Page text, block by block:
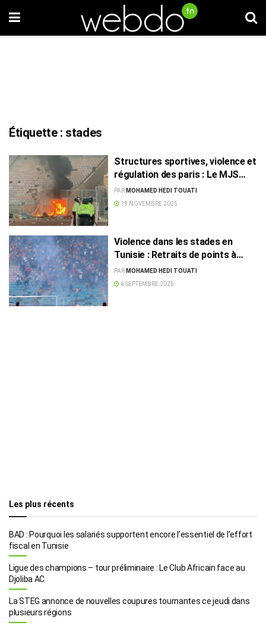
Étiquette : stades
Structures sportives, violence et
régulation des paris : Le MJS
trace la feuille de route 2026
PAR MOHAMED HEDI TOUATI
19 NOVEMBRE 2025
Violence dans les stades en
Tunisie : Retraits de points à
l’étude pour sanctionner les
clubs
PAR MOHAMED HEDI TOUATI
6 SEPTEMBRE 2025
Les plus récents
BAD : Pourquoi les salariés supportent encore l’essentiel de l’effort
fiscal en Tunisie
Ligue des champions – tour préliminaire : Le Club Africain face au
Djoliba AC
La STEG annonce de nouvelles coupures tournantes ce jeudi dans
plusieurs régions